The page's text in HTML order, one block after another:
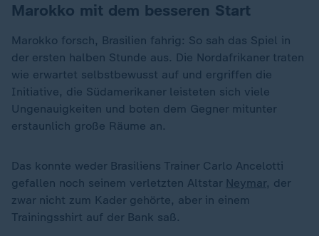
Marokko mit dem besseren Start
Marokko forsch, Brasilien fahrig: So sah das Spiel in
der ersten halben Stunde aus. Die Nordafrikaner traten
wie erwartet selbstbewusst auf und ergriffen die
Initiative, die Südamerikaner leisteten sich viele
Ungenauigkeiten und boten dem Gegner mitunter
erstaunlich große Räume an.
Das konnte weder Brasiliens Trainer Carlo Ancelotti
gefallen noch seinem verletzten Altstar Neymar, der
zwar nicht zum Kader gehörte, aber in einem
Trainingsshirt auf der Bank saß.